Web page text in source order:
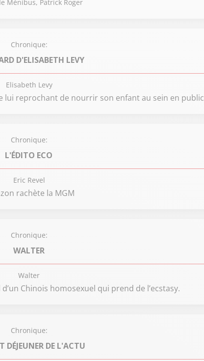
Ménibus, Patrick Roger
Chronique:
D'ELISABETH LEVY
Elisabeth Levy
lui reprochant de nourrir son enfant au sein en public
Chronique:
L'ÉDITO ECO
Eric Revel
rachète la MGM
Chronique:
WALTER
Walter
Chinois homosexuel qui prend de l’ecstasy.
Chronique:
DÉJEUNER DE L'ACTU